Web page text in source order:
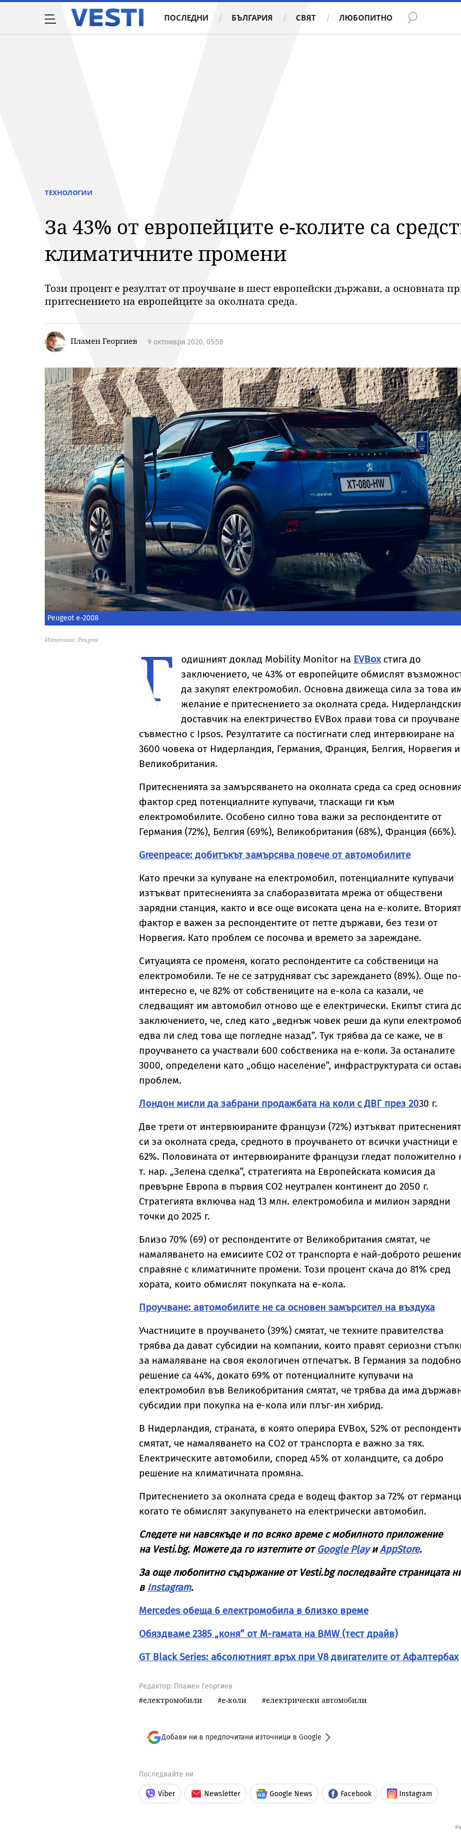
ПОСЛЕДНИ БЪЛГАРИЯ СВЯТ ЛЮБОПИТНО
ТЕХНОЛОГИИ
За 43% от европейците е-колите са
климатичните промени
Този процент е резултат от проучване в шест европейски държави, а основната
притеснението на европейците за околната среда.
Пламен Георгиев 9 октомври 2020, 05:58
Peugeot е-2008
Източник: Peugeot Г одишният доклад Mobility Monitor на EVBoxстига до
заключението, че 43% от европейците обмислят
да закупят електромобил. Основна движеща сила за това
желание е притеснението за околната среда.
доставчик на електричество EVBox прави това си проучване
съвместно с Ipsos. Резултатите са постигнати след интервюиране на
3600 човека от Нидерландия, Германия, Франция, Белгия, Норвегия и
Великобритания.
Притесненията за замърсяването на околната среда са сред
фактор сред потенциалните купувачи, тласкащи ги към
електромобилите. Особено силно това важи за респондентите от
Германия (72%), Белгия (69%), Великобритания (68%), Франция (66%).
Greenpeace: добитъкът замърсява повече от автомобилите
Като пречки за купуване на електромобил, потенциалните купувачи
изтъкват притесненията за слаборазвитата мрежа от обществени
зарядни станция, както и все още високата цена на е-колите. Вторият
фактор е важен за респондентите от петте държави, без тези от
Норвегия. Като проблем се посочва и времето за зареждане.
Ситуацията се променя, когато респондентите са собственици на
електромобили. Те не се затрудняват със зареждането (89%). Още по-
интересно е, че 82% от собствениците на е-кола са казали, че
следващият им автомобил отново ще е електрически. Екипът стига
заключението, че, след като „веднъж човек реши да купи
едва ли след това ще погледне назад”. Тук трябва да се каже, че в
проучването са участвали 600 собственика на е-коли. За останалите
3000, определени като „общо население”, инфраструктурата си
проблем.
Лондон мисли да забрани продажбата на коли с ДВГ през 2030 г.
Две трети от интервюираните французи (72%) изтъкват
си за околната среда, средното в проучването от всички участници е
62%. Половината от интервюираните французи гледат положително
т. нар. „Зелена сделка”, стратегията на Европейската комисия да
превърне Европа в първия СО2 неутрален континент до 2050 г.
Стратегията включва над 13 млн. електромобила и милион зарядни
точки до 2025 г.
Близо 70% (69) от респондентите от Великобритания смятат, че
намаляването на емисиите CO2 от транспорта е най-доброто
справяне с климатичните промени. Този процент скача до 81% сред
хората, които обмислят покупката на е-кола.
Проучване: автомобилите не са основен замърсител на въздуха
Участниците в проучването (39%) смятат, че техните правителства
трябва да дават субсидии на компании, които правят сериозни
за намаляване на своя екологичен отпечатък. В Германия за подобно
решение са 44%, докато 69% от потенциалните купувачи на
електромобил във Великобритания смятат, че трябва да има
субсидии при покупка на е-кола или плъг-ин хибрид.
В Нидерландия, страната, в която оперира EVBox, 52% от
смятат, че намаляването на CO2 от транспорта е важно за тях.
Електрическите автомобили, според 45% от холандците, са добро
решение на климатичната промяна.
Притеснението за околната среда е водещ фактор за 72% от
когато те обмислят закупуването на електрически автомобил.
Следете ни навсякъде и по всяко време с мобилното приложение
на Vesti.bg. Можете да го изтеглите от Google Play и AppStore.
За още любопитно съдържание от Vesti.bg последвайте страницата
в Instagram.
Mercedes обеща 6 електромобила в близко време
Обяздваме 2385 „коня” от М-гамата на BMW (тест драйв)
GT Black Series: абсолютният връх при V8 двигателите от Афалтербах
Редактор: Пламен Георгиев
електромобили е-коли електрически автомобили
Добави ни в предпочитани източници в Google
Последвайте ни
Viber Newsletter Google News Facebook Instagram